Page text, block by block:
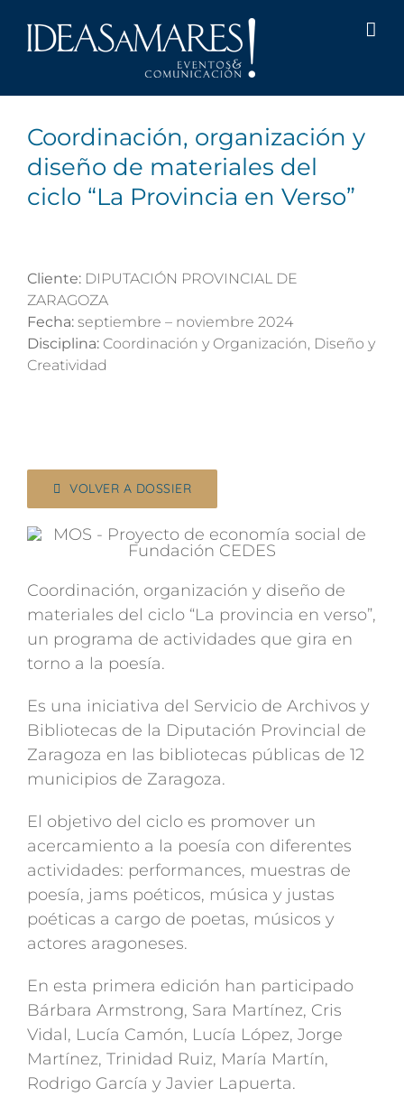
Coordinación, organización y
diseño de materiales del
ciclo “La Provincia en Verso”
Cliente: DIPUTACIÓN PROVINCIAL DE
ZARAGOZA
Fecha: septiembre – noviembre 2024
Disciplina: Coordinación y Organización, Diseño y
Creatividad
VOLVER A DOSSIER
Coordinación, organización y diseño de
materiales del ciclo “La provincia en verso”,
un programa de actividades que gira en
torno a la poesía.
Es una iniciativa del Servicio de Archivos y
Bibliotecas de la Diputación Provincial de
Zaragoza en las bibliotecas públicas de 12
municipios de Zaragoza.
El objetivo del ciclo es promover un
acercamiento a la poesía con diferentes
actividades: performances, muestras de
poesía, jams poéticos, música y justas
poéticas a cargo de poetas, músicos y
actores aragoneses.
En esta primera edición han participado
Bárbara Armstrong, Sara Martínez, Cris
Vidal, Lucía Camón, Lucía López, Jorge
Martínez, Trinidad Ruiz, María Martín,
Rodrigo García y Javier Lapuerta.